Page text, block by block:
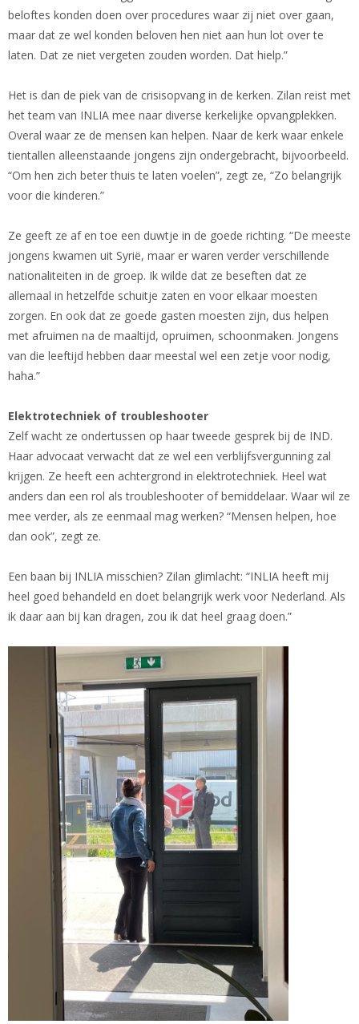
beloftes konden doen over procedures waar zij niet over gaan,
maar dat ze wel konden beloven hen niet aan hun lot over te
laten. Dat ze niet vergeten zouden worden. Dat hielp.”
Het is dan de piek van de crisisopvang in de kerken. Zilan reist met
het team van INLIA mee naar diverse kerkelijke opvangplekken.
Overal waar ze de mensen kan helpen. Naar de kerk waar enkele
tientallen alleenstaande jongens zijn ondergebracht, bijvoorbeeld.
“Om hen zich beter thuis te laten voelen”, zegt ze, “Zo belangrijk
voor die kinderen.”
Ze geeft ze af en toe een duwtje in de goede richting. “De meeste
jongens kwamen uit Syrië, maar er waren verder verschillende
nationaliteiten in de groep. Ik wilde dat ze beseften dat ze
allemaal in hetzelfde schuitje zaten en voor elkaar moesten
zorgen. En ook dat ze goede gasten moesten zijn, dus helpen
met afruimen na de maaltijd, opruimen, schoonmaken. Jongens
van die leeftijd hebben daar meestal wel een zetje voor nodig,
haha.”
Elektrotechniek of troubleshooter
Zelf wacht ze ondertussen op haar tweede gesprek bij de IND.
Haar advocaat verwacht dat ze wel een verblijfsvergunning zal
krijgen. Ze heeft een achtergrond in elektrotechniek. Heel wat
anders dan een rol als troubleshooter of bemiddelaar. Waar wil ze
mee verder, als ze eenmaal mag werken? “Mensen helpen, hoe
dan ook”, zegt ze.
Een baan bij INLIA misschien? Zilan glimlacht: “INLIA heeft mij
heel goed behandeld en doet belangrijk werk voor Nederland. Als
ik daar aan bij kan dragen, zou ik dat heel graag doen.”